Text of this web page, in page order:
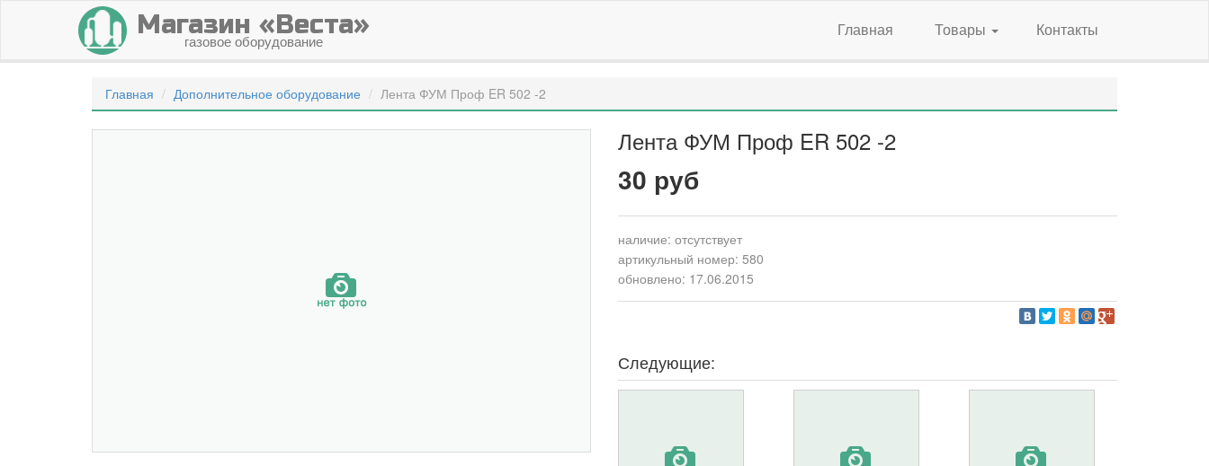
Магазин «Веста»
газовое оборудование
Главная Товары Контакты
Главная Дополнительное оборудование Лента ФУМ Проф ER 502 -2
Лента ФУМ Проф ER 502 -2
30 руб
наличие: отсутствует
артикульный номер: 580
обновлено: 17.06.2015
Следующие: